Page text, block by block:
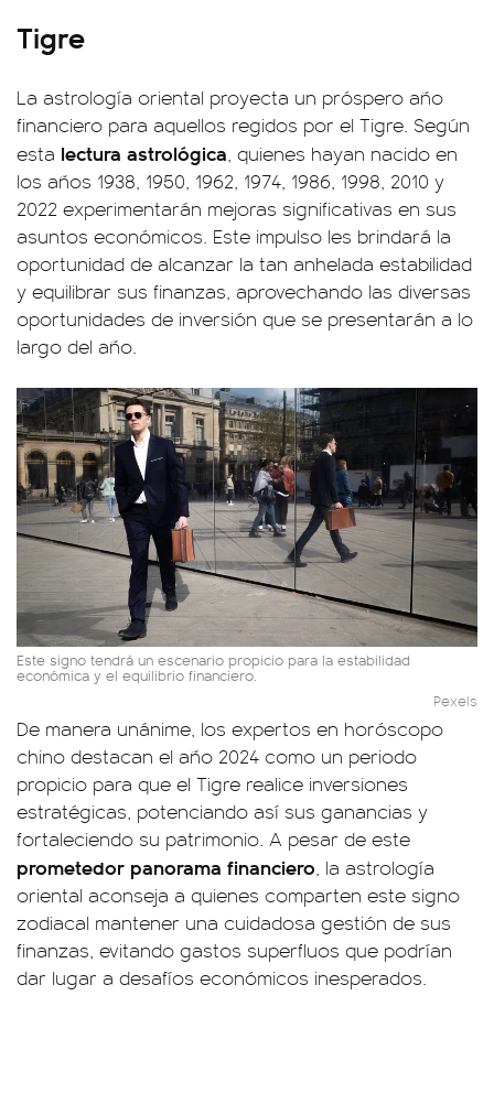
Tigre
La astrología oriental proyecta un próspero año
financiero para aquellos regidos por el Tigre. Según
esta lectura astrológica, quienes hayan nacido en
los años 1938, 1950, 1962, 1974, 1986, 1998, 2010 y
2022 experimentarán mejoras significativas en sus
asuntos económicos. Este impulso les brindará la
oportunidad de alcanzar la tan anhelada estabilidad
y equilibrar sus finanzas, aprovechando las diversas
oportunidades de inversión que se presentarán a lo
largo del año.
Este signo tendrá un escenario propicio para la estabilidad
económica y el equilibrio financiero.
Pexels
De manera unánime, los expertos en horóscopo
chino destacan el año 2024 como un periodo
propicio para que el Tigre realice inversiones
estratégicas, potenciando así sus ganancias y
fortaleciendo su patrimonio. A pesar de este
prometedor panorama financiero , la astrología
oriental aconseja a quienes comparten este signo
zodiacal mantener una cuidadosa gestión de sus
finanzas, evitando gastos superfluos que podrían
dar lugar a desafíos económicos inesperados.